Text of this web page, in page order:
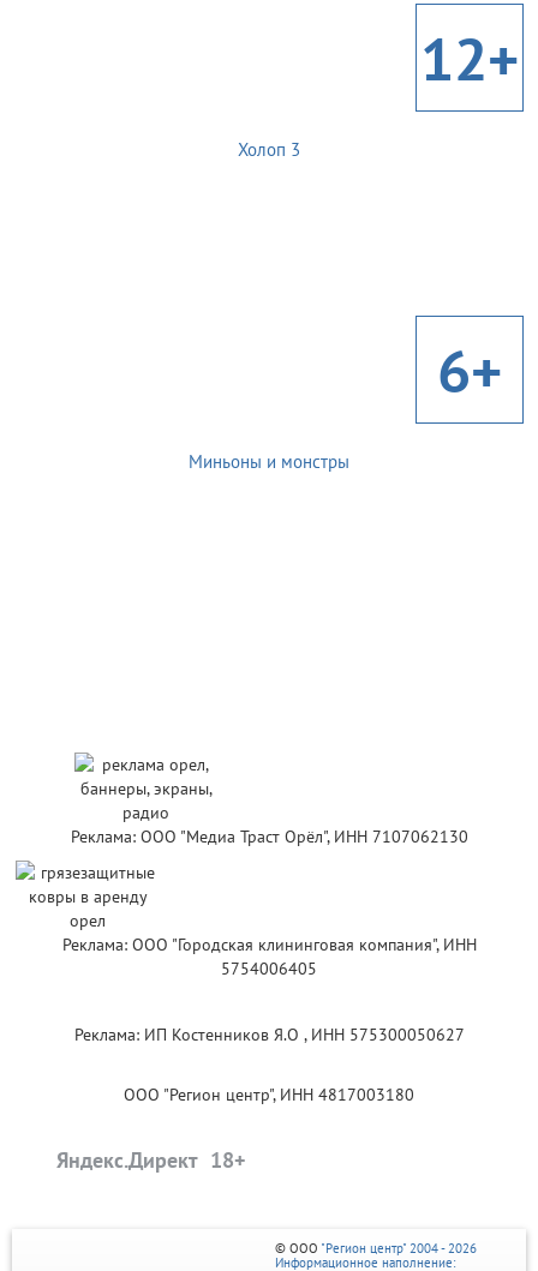
12+
Холоп 3
6+
Миньоны и монстры
Реклама: ООО "Медиа Траст Орёл", ИНН 7107062130
Реклама: ООО "Городская клининговая компания", ИНН
5754006405
Реклама: ИП Костенников Я.О , ИНН 575300050627
ООО "Регион центр", ИНН 4817003180
Яндекс.Директ
© ООО "Регион центр" 2004 - 2026
Информационное наполнение: